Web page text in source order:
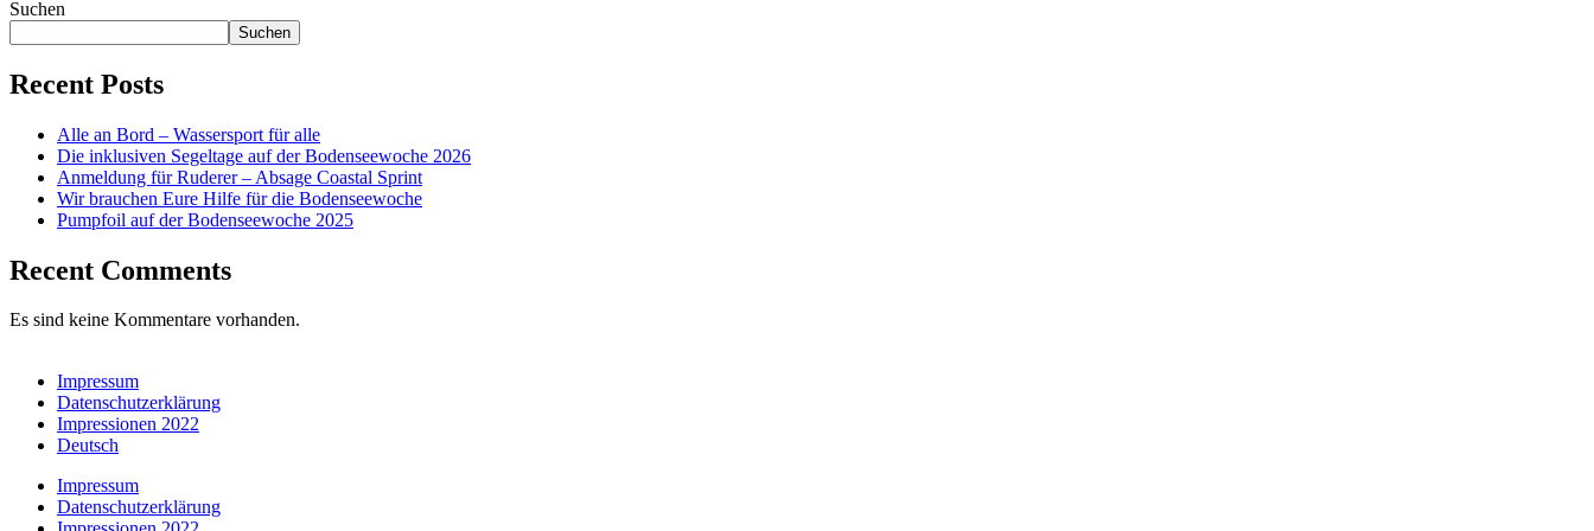
Suchen
Suchen
Recent Posts
Alle an Bord – Wassersport für alle
Die inklusiven Segeltage auf der Bodenseewoche 2026
Anmeldung für Ruderer – Absage Coastal Sprint
Wir brauchen Eure Hilfe für die Bodenseewoche
Pumpfoil auf der Bodenseewoche 2025
Recent Comments
Es sind keine Kommentare vorhanden.
Impressum
Datenschutzerklärung
Impressionen 2022
Deutsch
Impressum
Datenschutzerklärung